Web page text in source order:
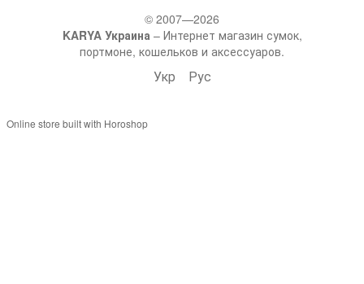
© 2007—2026
KARYA Украина – Интернет магазин сумок,
портмоне, кошельков и аксессуаров.
Укр Рус
Online store built with Horoshop